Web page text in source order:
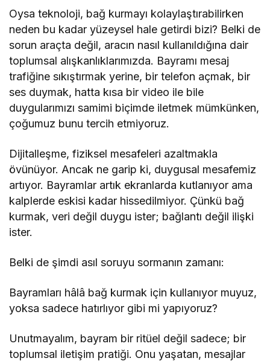
Oysa teknoloji, bağ kurmayı kolaylaştırabilirken
neden bu kadar yüzeysel hale getirdi bizi? Belki de
sorun araçta değil, aracın nasıl kullanıldığına dair
toplumsal alışkanlıklarımızda. Bayramı mesaj
trafiğine sıkıştırmak yerine, bir telefon açmak, bir
ses duymak, hatta kısa bir video ile bile
duygularımızı samimi biçimde iletmek mümkünken,
çoğumuz bunu tercih etmiyoruz.
Dijitalleşme, fiziksel mesafeleri azaltmakla
övünüyor. Ancak ne garip ki, duygusal mesafemiz
artıyor. Bayramlar artık ekranlarda kutlanıyor ama
kalplerde eskisi kadar hissedilmiyor. Çünkü bağ
kurmak, veri değil duygu ister; bağlantı değil ilişki
ister.
Belki de şimdi asıl soruyu sormanın zamanı:
Bayramları hâlâ bağ kurmak için kullanıyor muyuz,
yoksa sadece hatırlıyor gibi mi yapıyoruz?
Unutmayalım, bayram bir ritüel değil sadece; bir
toplumsal iletişim pratiği. Onu yaşatan, mesajlar